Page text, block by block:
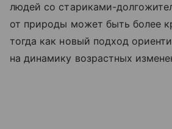
людей со стариками-
от природы может быть более
тогда как новый подход
на динамику возрастных